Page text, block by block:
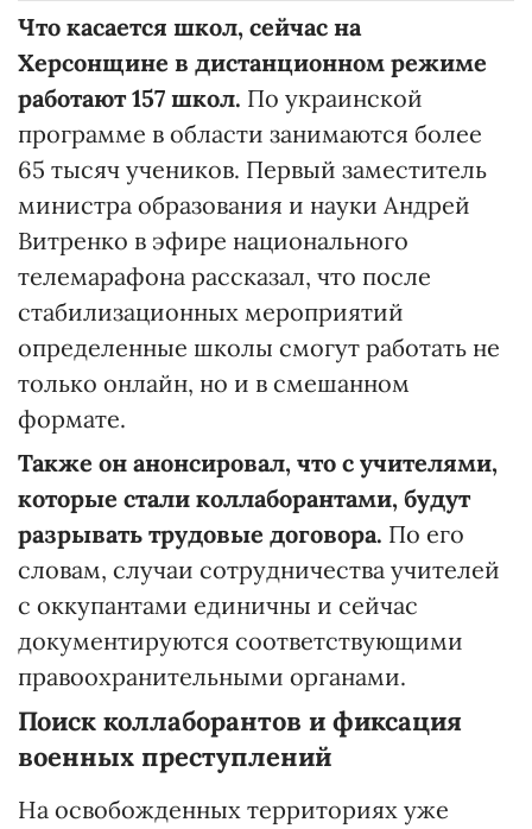
Что касается школ, сейчас на
Херсонщине в дистанционном режиме
работают 157 школ. По украинской
программе в области занимаются более
65 тысяч учеников. Первый заместитель
министра образования и науки Андрей
Витренко в эфире национального
телемарафона рассказал, что после
стабилизационных мероприятий
определенные школы смогут работать не
только онлайн, но и в смешанном
формате.
Также он анонсировал, что с учителями,
которые стали коллаборантами, будут
разрывать трудовые договора. По его
словам, случаи сотрудничества учителей
с оккупантами единичны и сейчас
документируются соответствующими
правоохранительными органами.
Поиск коллаборантов и фиксация
военных преступлений
На освобожденных территориях уже